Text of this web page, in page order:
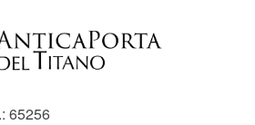
65256